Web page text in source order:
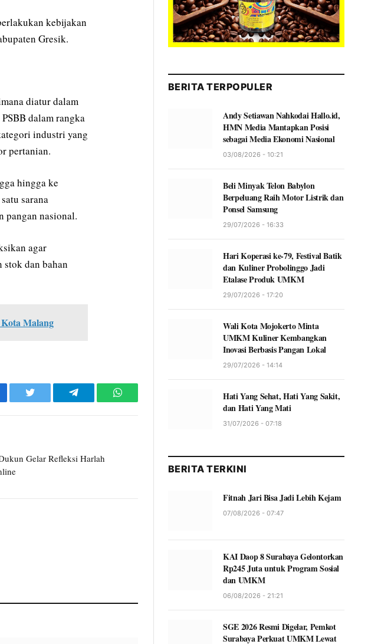
kebijakan
Gresik.
diatur dalam
dalam rangka
industri yang
pertanian.
hingga ke
sarana
pangan nasional.
agar
dan bahan
Malang
Twitter Telegram WhatsApp
Gelar Refleksi Harlah
BERITA TERPOPULER
Andy Setiawan Nahkodai Hallo.id,
HMN Media Mantapkan Posisi
sebagai Media Ekonomi Nasional
03/08/2026 - 10:21
Beli Minyak Telon Babylon
Berpeluang Raih Motor Listrik dan
Ponsel Samsung
29/07/2026 - 16:33
Hari Koperasi ke-79, Festival Batik
dan Kuliner Probolinggo Jadi
Etalase Produk UMKM
29/07/2026 - 17:20
Wali Kota Mojokerto Minta
UMKM Kuliner Kembangkan
Inovasi Berbasis Pangan Lokal
29/07/2026 - 14:14
Hati Yang Sehat, Hati Yang Sakit,
dan Hati Yang Mati
31/07/2026 - 07:18
BERITA TERKINI
Fitnah Jari Bisa Jadi Lebih Kejam
07/08/2026 - 07:47
KAI Daop 8 Surabaya Gelontorkan
Rp245 Juta untuk Program Sosial
dan UMKM
06/08/2026 - 21:21
SGE 2026 Resmi Digelar, Pemkot
Surabaya Perkuat UMKM Lewat